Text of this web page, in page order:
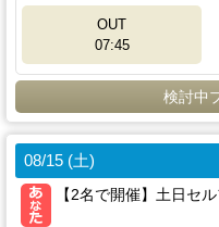
OUT
07:45
検討中
08/15 (土)
【2名で開催】土日セ